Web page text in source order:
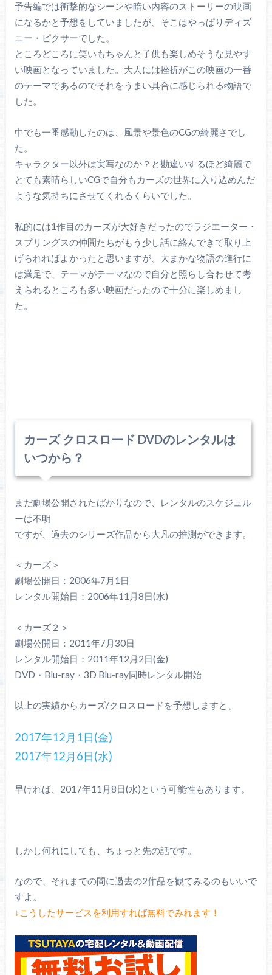
予告編では衝撃的なシーンや暗い内容のストーリーの映画
になるかと予想をしていましたが、そこはやっぱりディズ
ニー・ピクサーでした。
ところどころに笑いもちゃんと子供も楽しめそうな見やす
い映画となっていました。大人には挫折がこの映画の一番
のテーマであるのでそれをうまい具合に感じられる物語で
した。
中でも一番感動したのは、風景や景色のCGの綺麗さでし
た。
キャラクター以外は実写なのか？と勘違いするほど綺麗で
とても素晴らしいCGで自分もカーズの世界に入り込めんだ
ような気持ちにさせてくれるくらいでした。
私的には1作目のカーズが大好きだったのでラジエーター・
スプリングスの仲間たちがもう少し話に絡んできて取り上
げられればよかったと思いますが、大まかな物語の進行に
は満足で、テーマがテーマなので自分と照らし合わせて考
えられるところも多い映画だったので十分に楽しめまし
た。
カーズ クロスロード DVDのレンタルは
いつから？
まだ劇場公開されたばかりなので、レンタルのスケジュル
ーは不明
ですが、過去のシリーズ作品から大凡の推測ができます。
＜カーズ＞
劇場公開日：2006年7月1日
レンタル開始日：2006年11月8日(水)
＜カーズ２＞
劇場公開日：2011年7月30日
レンタル開始日：2011年12月2日(金)
DVD・Blu-ray・3D Blu-ray同時レンタル開始
以上の実績からカーズ/クロスロードを予想しますと、
2017年12月1日(金)
2017年12月6日(水)
早ければ、2017年11月8日(水)という可能性もあります。
しかし何れにしても、ちょっと先の話です。
なので、それまでの間に過去の2作品を観てみるのもいいで
すよ。
↓こうしたサービスを利用すれば無料でみれます！